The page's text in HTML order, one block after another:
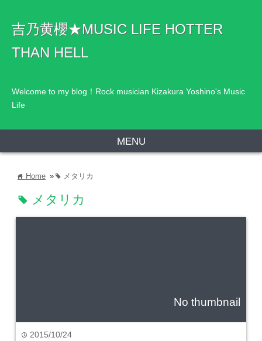
吉乃黄櫻★MUSIC LIFE HOTTER
THAN HELL
Welcome to my blog！Rock musician Kizakura Yoshino's Music
Life
MENU
home Home » tag メタリカ
tag メタリカ
No thumbnail
time 2015/10/24